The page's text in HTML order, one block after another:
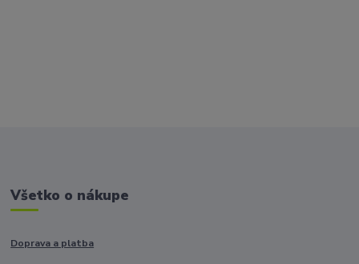
Všetko o nákupe
Doprava a platba